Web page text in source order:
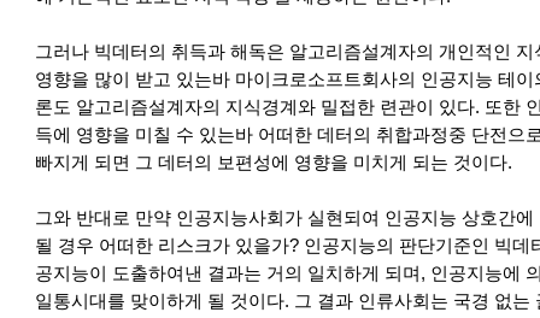
그러나 빅데터의 취득과 해독은 알고리즘설계자의 개인적인
영향을 많이 받고 있는바 마이크로소프트회사의 인공지능 테이
론도 알고리즘설계자의 지식경계와 밀접한 련관이 있다. 또한
득에 영향을 미칠 수 있는바 어떠한 데터의 취합과정중 단전으
빠지게 되면 그 데터의 보편성에 영향을 미치게 되는 것이다.
그와 반대로 만약 인공지능사회가 실현되여 인공지능 상호간
될 경우 어떠한 리스크가 있을가? 인공지능의 판단기준인 빅
공지능이 도출하여낸 결과는 거의 일치하게 되며, 인공지능에
일통시대를 맞이하게 될 것이다. 그 결과 인류사회는 국경 없